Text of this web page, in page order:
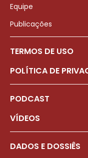
Equipe
Publicações
TERMOS DE USO
POLÍTICA DE
PODCAST
VÍDEOS
DADOS E DOSSIÊS